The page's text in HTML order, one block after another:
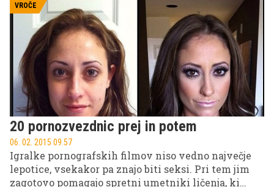
letno.
VROČE
20 pornozvezdnic prej in potem
06. 02. 2015 09.57
Igralke pornografskih filmov niso vedno največje
lepotice, vsekakor pa znajo biti seksi. Pri tem jim
zagotovo pomagajo spretni umetniki ličenja, ki